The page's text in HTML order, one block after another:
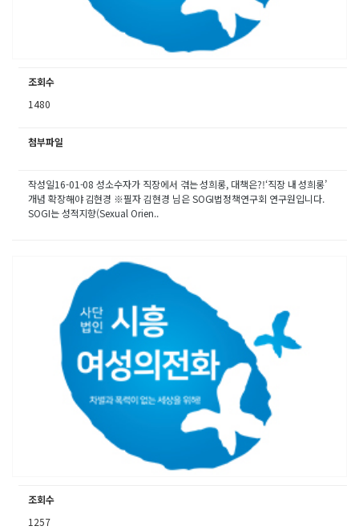
조회수
1480
첨부파일
작성일16-01-08 성소수자가 직장에서 겪는 성희롱, 대책은?!‘직장 내 성희롱’
개념 확장해야 김현경 ※필자 김현경 님은 SOGI법정책연구회 연구원입니다.
SOGI는 성적지향(Sexual Orien..
조회수
1257